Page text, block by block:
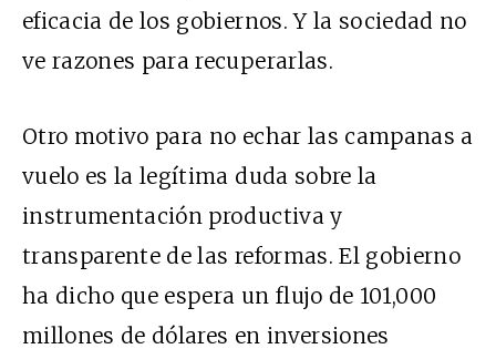
eficacia de los gobiernos. Y la sociedad no
ve razones para recuperarlas.
Otro motivo para no echar las campanas a
vuelo es la legítima duda sobre la
instrumentación productiva y
transparente de las reformas. El gobierno
ha dicho que espera un flujo de 101,000
millones de dólares en inversiones